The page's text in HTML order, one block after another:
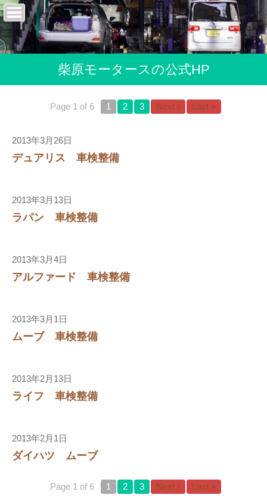
柴原モータースの公式HP
Page 1 of 6 1 2 3 Next › Last »
2013年3月26日
デュアリス 車検整備
2013年3月13日
ラパン 車検整備
2013年3月4日
アルファード 車検整備
2013年3月1日
ムーブ 車検整備
2013年2月13日
ライフ 車検整備
2013年2月1日
ダイハツ ムーブ
Page 1 of 6 1 2 3 Next › Last »